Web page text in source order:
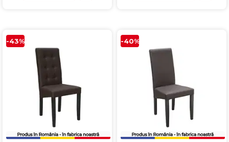
-43% -40%